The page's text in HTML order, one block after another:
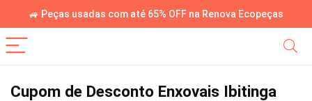
🚙 Peças usadas com até 65% OFF na Renova Ecopeças
Cupom de Desconto Enxovais Ibitinga